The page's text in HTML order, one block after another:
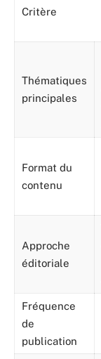
Critère
Thématiques
principales
Format du
contenu
Approche
éditoriale
Fréquence
de
publication